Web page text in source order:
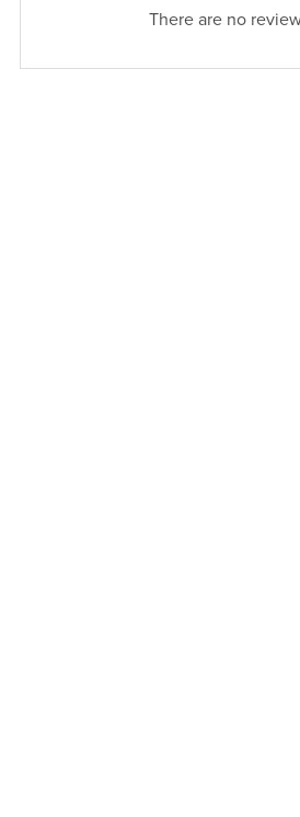
There are no